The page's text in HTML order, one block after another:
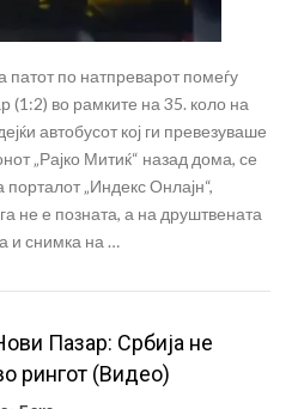
по натпреварот помеѓу
(1:2) во рамките на 35. коло на
автобусот кој ги превезуваше
„Рајко Митиќ“ назад дома, се
„Индекс Онлајн“,
не е позната, а на друштвената
и снимка на …
Пазар: Србија не
рингот (Видео)